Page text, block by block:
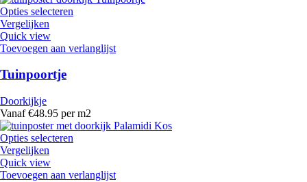
Opties selecteren
Vergelijken
Quick view
Toevoegen aan verlanglijst
Tuinpoortje
Doorkijkje
Vanaf €48.95 per m2
Opties selecteren
Vergelijken
Quick view
Toevoegen aan verlanglijst